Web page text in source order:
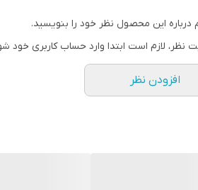
گوشت قرمز، جگر، برنج، هویج، نخودسبز، کلم
مواد معدنی و ویتامین‌های لازم
این محصول نظر خود را بنویسید.
نظر، لازم است ابتدا وارد حساب کاربری خود
افزودن نظر